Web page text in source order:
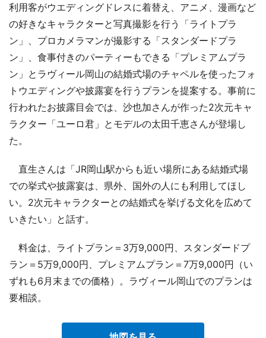
利用客がウエディングドレスに着替え、アニメ、漫画など
の好きなキャラクターと写真撮影を行う「ライトプラ
ン」、プロカメラマンが撮影する「スタンダードプラ
ン」、食事付きのパーティーもできる「プレミアムプラ
ン」とラヴィール岡山の結婚式場のチャペルを使ったフォ
トウエディングや披露宴を行うプランを提案する。事前に
行われたお披露目会では、沙也加さんが作った2次元キャ
ラクター「ユーロ君」とモデルの太田千恵さんが登場し
た。
直生さんは「JR岡山駅からも近い場所にある結婚式場
での挙式や披露宴は、県外、国外の人にも利用してほし
い。2次元キャラクターとの結婚式を挙げる文化を広めて
いきたい」と話す。
料金は、ライトプラン＝3万9,000円、スタンダードプ
ラン＝5万9,000円、プレミアムプラン＝7万9,000円（い
ずれも6月末までの価格）。ラヴィール岡山でのプランは
要相談。